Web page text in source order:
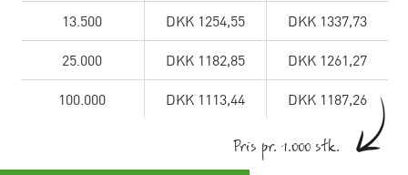
13.500 DKK 1254,55 DKK 1337,73
25.000 DKK 1182,85 DKK 1261,27
100.000 DKK 1113,44 DKK 1187,26
Pris pr. 1.000 stk.